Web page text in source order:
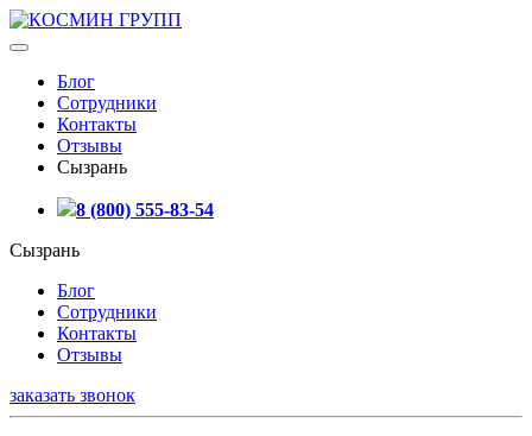
Блог
Сотрудники
Контакты
Отзывы
Сызрань
8 (800) 555-83-54
Сызрань
Блог
Сотрудники
Контакты
Отзывы
заказать звонок